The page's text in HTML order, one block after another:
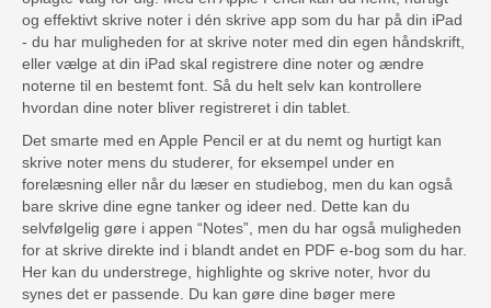
og effektivt skrive noter i dén skrive app som du har på din iPad
- du har muligheden for at skrive noter med din egen håndskrift,
eller vælge at din iPad skal registrere dine noter og ændre
noterne til en bestemt font. Så du helt selv kan kontrollere
hvordan dine noter bliver registreret i din tablet.
Det smarte med en Apple Pencil er at du nemt og hurtigt kan
skrive noter mens du studerer, for eksempel under en
forelæsning eller når du læser en studiebog, men du kan også
bare skrive dine egne tanker og ideer ned. Dette kan du
selvfølgelig gøre i appen “Notes”, men du har også muligheden
for at skrive direkte ind i blandt andet en PDF e-bog som du har.
Her kan du understrege, highlighte og skrive noter, hvor du
synes det er passende. Du kan gøre dine bøger mere